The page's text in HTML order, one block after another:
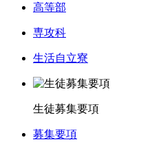
高等部
専攻科
生活自立寮
生徒募集要項
募集要項